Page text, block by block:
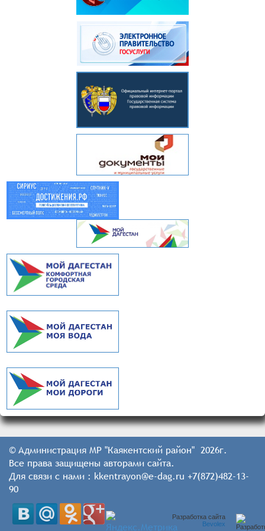
© Администрация МР "Каякентский район" 2026г.
Все права защищены авторами сайта.
Для связи с нами : kkentrayon@e-dag.ru +7(872)482-13-
90
Разработка сайта
Bevolex